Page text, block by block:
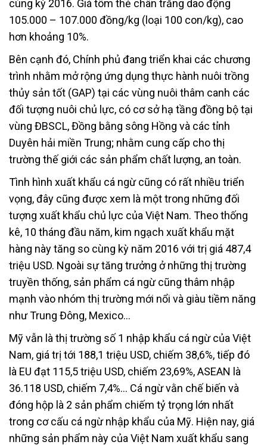
cùng kỳ 2016. Giá tôm thẻ chân trắng dao động
105.000 – 107.000 đồng/kg (loại 100 con/kg), cao
hơn khoảng 10%.
Bên cạnh đó, Chính phủ đang triển khai các chương
trình nhằm mở rộng ứng dụng thực hành nuôi trồng
thủy sản tốt (GAP) tại các vùng nuôi thâm canh các
đối tượng nuôi chủ lực, có cơ sở hạ tầng đồng bộ tại
vùng ĐBSCL, Đồng bằng sông Hồng và các tỉnh
Duyên hải miền Trung; nhằm cung cấp cho thị
trường thế giới các sản phẩm chất lượng, an toàn.
Tình hình xuất khẩu cá ngừ cũng có rất nhiều triển
vọng, đây cũng được xem là một trong những đối
tượng xuất khẩu chủ lực của Việt Nam. Theo thống
kê, 10 tháng đầu năm, kim ngạch xuất khẩu mặt
hàng này tăng so cùng kỳ năm 2016 với trị giá 487,4
triệu USD. Ngoài sự tăng trưởng ở những thị trường
truyền thống, sản phẩm cá ngừ cũng thâm nhập
mạnh vào nhóm thị trường mới nổi và giàu tiềm năng
như Trung Đông, Mexico…
Mỹ vẫn là thị trường số 1 nhập khẩu cá ngừ của Việt
Nam, giá trị tới 188,1 triệu USD, chiếm 38,6%, tiếp đó
là EU đạt 115,5 triệu USD, chiếm 23,69%, ASEAN là
36.118 USD, chiếm 7,4%… Cá ngừ vằn chế biến và
đóng hộp là 2 sản phẩm chiếm tỷ trọng lớn nhất
trong cơ cấu cá ngừ nhập khẩu của Mỹ. Hiện nay, giá
những sản phẩm này của Việt Nam xuất khẩu sang